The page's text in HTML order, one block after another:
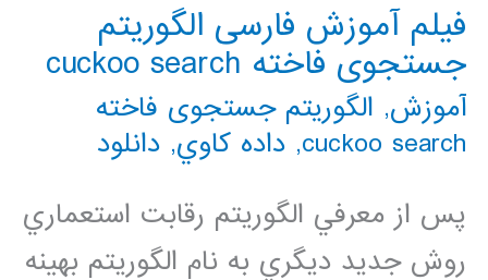
فیلم آموزش فارسی الگوریتم
جستجوی فاخته cuckoo search
آموزش, الگوریتم جستجوی فاخته
cuckoo search
, داده كاوي, دانلود
پس از معرفي الگوريتم رقابت استعماري
روش جديد ديگري به نام الگوريتم بهينه